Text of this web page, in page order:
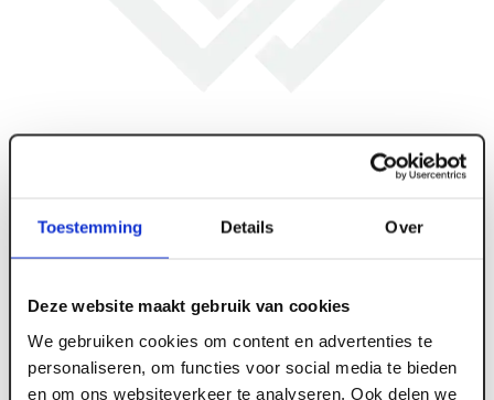
Toestemming Details Over
Deze website maakt gebruik van cookies
We gebruiken cookies om content en advertenties te
personaliseren, om functies voor social media te bieden
en om ons websiteverkeer te analyseren. Ook delen we